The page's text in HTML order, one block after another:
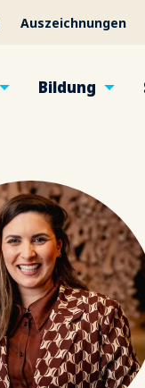
Auszeichnungen
Bildung